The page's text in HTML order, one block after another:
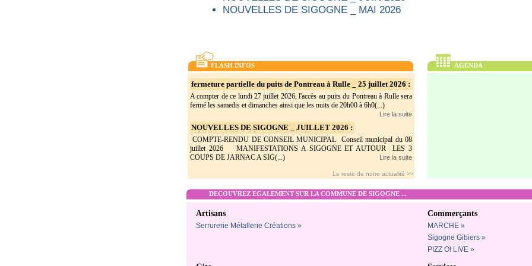
NOUVELLES DE SIGOGNE _ MAI 2026
FLASH INFOS AGENDA
fermeture partielle du puits de Pontreau à Rulle _ 25 juillet 2026 :
A compter de ce lundi 27 juillet 2026, l'accès au puits du Pontreau à Rulle sera
fermé les samedis et dimanches ainsi que les nuits de 20h00 à 6h0(...)
Lire la suite
NOUVELLES DE SIGOGNE _ JUILLET 2026 :
COMPTE-RENDU DE CONSEIL MUNICIPAL Conseil municipal du 08
juillet 2026 MANIFESTATIONS A SIGOGNE ET AUTOUR LES 3
COUPS DE JARNAC A SIG(...)
Lire la suite
Le reste de notre actualité >>
DECOUVREZ EGALEMENT SUR LA COMMUNE DE SIGOGNE ...
Artisans
Serrurerie Métallerie Créations »
Commerçants
MARCHE »
Sigogne Gibiers »
PIZZ O! LIVE »